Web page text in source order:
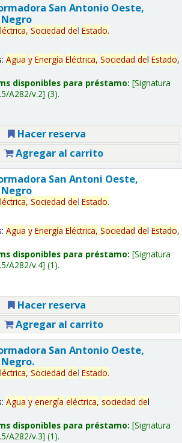
San Antonio Oeste,
Sociedad del Estado.
Agua y Energía Eléctrica, Sociedad del Estado,
disponibles para préstamo: Signatura
A282/v.2 (3).
Hacer reserva
Agregar al carrito
San Antoni Oeste,
Sociedad del Estado.
Agua y Energía Eléctrica, Sociedad del Estado,
disponibles para préstamo: Signatura
A282/v.4 (1).
Hacer reserva
Agregar al carrito
San Antonio Oeste,
Sociedad del Estado.
Agua y energía eléctrica, sociedad del
disponibles para préstamo: Signatura
A282/v.3 (1).